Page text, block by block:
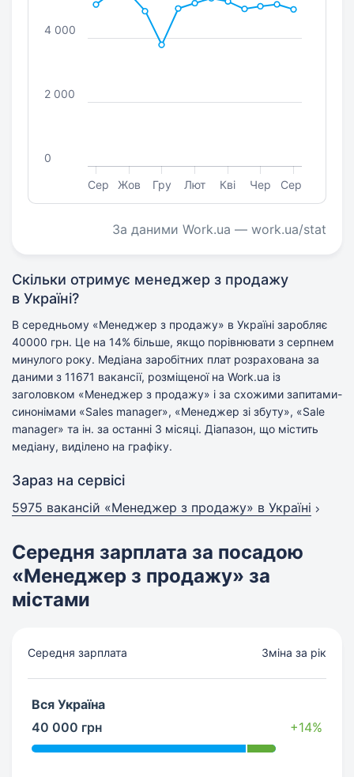
Сер Жов Гру Лют Кві Чер Сер
0
2 000
4 000
За даними Work.ua — work.ua/stat
Скільки отримує менеджер з продажу
в Україні?
В середньому «Менеджер з продажу» в Україні заробляє
40000 грн. Це на 14% більше, якщо порівнювати з серпнем
минулого року. Медіана заробітних плат розрахована за
даними з 11671 вакансії, розміщеної на Work.ua із
заголовком «Менеджер з продажу» і за схожими запитами-
синонімами «Sales manager», «Менеджер зі збуту», «Sale
manager» та ін. за останні 3 місяці. Діапазон, що містить
медіану, виділено на графіку.
Зараз на сервісі
5975 вакансій «Менеджер з продажу» в Україні
Середня зарплата за посадою
«Менеджер з продажу» за
містами
Середня зарплата Зміна за рік
Вся Україна
40 000 грн
+14%